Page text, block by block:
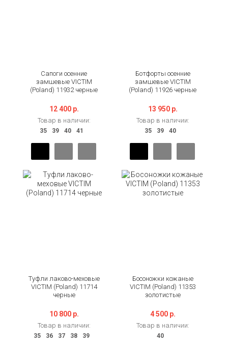
Сапоги осенние
замшевые VICTIM
(Poland) 11932 черные
12 400 р.
Товар в наличии:
Ботфорты осенние
замшевые VICTIM
(Poland) 11926 черные
13 950 р.
Товар в наличии:
Туфли лаково-меховые
VICTIM (Poland) 11714
черные
10 800 р.
Товар в наличии:
Босоножки кожаные
VICTIM (Poland) 11353
золотистые
4 500 р.
Товар в наличии: